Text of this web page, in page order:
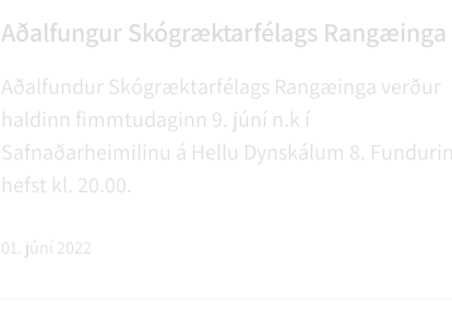
Aðalfungur Skógræktarfélags Rangæinga
Aðalfundur Skógræktarfélags Rangæinga verður
haldinn fimmtudaginn 9. júní n.k í
Safnaðarheimilinu á Hellu Dynskálum 8. Fundurinn
hefst kl. 20.00.
01. júní 2022